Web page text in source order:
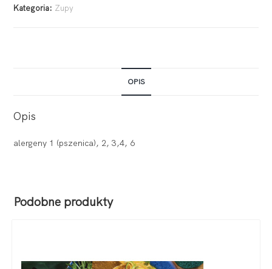
Kategoria: Zupy
OPIS
Opis
alergeny 1 (pszenica), 2, 3,4, 6
Podobne produkty